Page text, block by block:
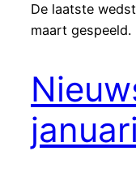
De laatste
maart gespeeld.